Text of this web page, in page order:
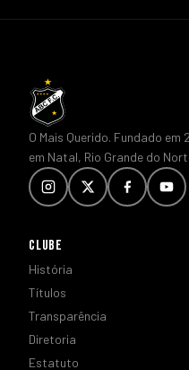
O Mais Querido. Fundado em
em Natal, Rio Grande do
CLUBE
História
Títulos
Transparência
Diretoria
Estatuto